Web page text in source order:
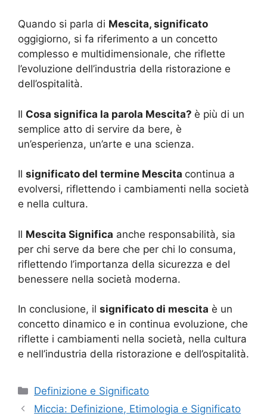
Quando si parla di Mescita, significato
oggigiorno, si fa riferimento a un concetto
complesso e multidimensionale, che riflette
l’evoluzione dell’industria della ristorazione e
dell’ospitalità.
Il Cosa significa la parola Mescita? è più di un
semplice atto di servire da bere, è
un’esperienza, un’arte e una scienza.
Il significato del termine Mescita continua a
evolversi, riflettendo i cambiamenti nella società
e nella cultura.
Il Mescita Significa anche responsabilità, sia
per chi serve da bere che per chi lo consuma,
riflettendo l’importanza della sicurezza e del
benessere nella società moderna.
In conclusione, il significato di mescita è un
concetto dinamico e in continua evoluzione, che
riflette i cambiamenti nella società, nella cultura
e nell’industria della ristorazione e dell’ospitalità.
Categorie
Definizione e Significato
Miccia: Definizione, Etimologia e Significato